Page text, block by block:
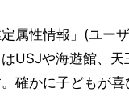
属性情報」(ユー
USJや海遊館、
確かに子どもが喜